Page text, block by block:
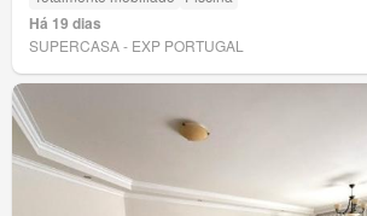
Há 19 dias
SUPERCASA - EXP PORTUGAL